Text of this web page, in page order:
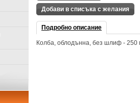
Добави в списъка с желания
Подробно описание
Колба, облодънна, без шлиф - 250